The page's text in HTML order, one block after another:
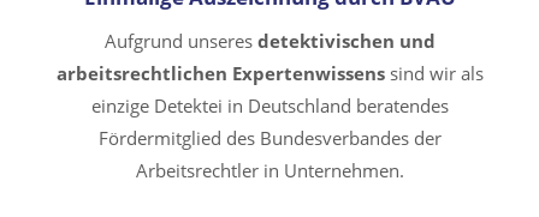
Aufgrund unseres detektivischen und
arbeitsrechtlichen Expertenwissenssind wir als
einzige Detektei in Deutschland beratendes
Fördermitglied des Bundesverbandes der
Arbeitsrechtler in Unternehmen.